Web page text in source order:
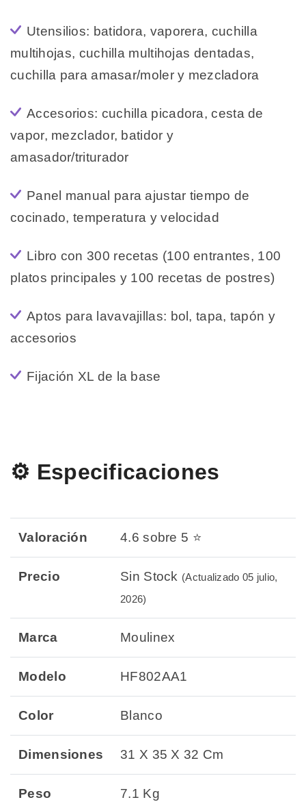
Utensilios: batidora, vaporera, cuchilla
multihojas, cuchilla multihojas dentadas,
cuchilla para amasar/moler y mezcladora
Accesorios: cuchilla picadora, cesta de
vapor, mezclador, batidor y
amasador/triturador
Panel manual para ajustar tiempo de
cocinado, temperatura y velocidad
Libro con 300 recetas (100 entrantes, 100
platos principales y 100 recetas de postres)
Aptos para lavavajillas: bol, tapa, tapón y
accesorios
Fijación XL de la base
⚙️ Especificaciones
Valoración 4.6 sobre 5 ⭐
Precio Sin Stock (Actualizado 05 julio,
2026)
Marca Moulinex
Modelo HF802AA1
Color Blanco
Dimensiones 31 X 35 X 32 Cm
Peso 7.1 Kg